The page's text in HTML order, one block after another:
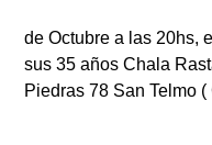
de Octubre a las 20hs,
sus35 años Chala
Piedras 78 San Telmo (